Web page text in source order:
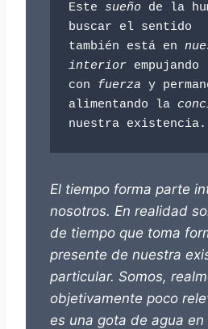
Este sueño de la
buscar el sentido
también está en
interior empujando
con fuerza y
alimentando la
El tiempo forma parte
nosotros. En realidad
de tiempo que toma
presente de nuestra
particular. Somos,
objetivamente poco
es una gota de agua en